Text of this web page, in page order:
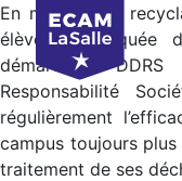
En matière de
élève ! Impliquée
démarche
Responsabilité
régulièrement
campus toujours
traitement de ses